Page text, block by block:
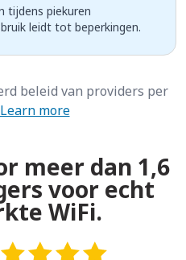
tijdens piekuren
leidt tot beperkingen.
beleid van providers per
Learn more
meer dan 1,6
voor echt
WiFi.